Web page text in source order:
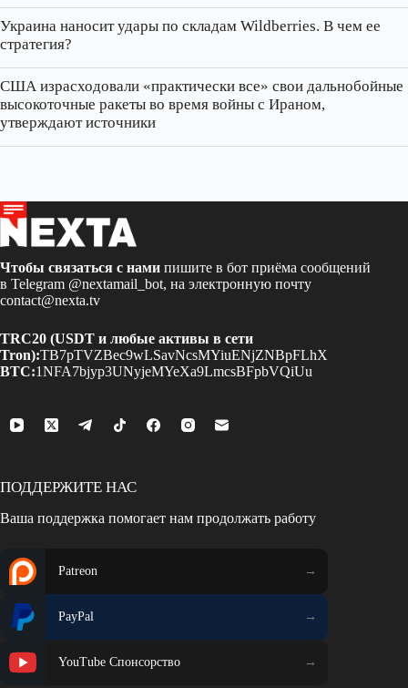
Украина наносит удары по складам Wildberries. В чем ее
стратегия?
США израсходовали «практически все» свои дальнобойные
высокоточные ракеты во время войны с Ираном,
утверждают источники
Чтобы связаться с нами пишите в бот приёма сообщений
в Telegram @nextamail_bot, на электронную почту
contact@nexta.tv
TRC20 (USDT и любые активы в сети
Tron):TB7pTVZBec9wLSavNcsMYiuENjZNBpFLhX
BTC:1NFA7bjyp3UNyjeMYeXa9LmcsBFpbVQiUu
ПОДДЕРЖИТЕ НАС
Ваша поддержка помогает нам продолжать работу
Patreon
PayPal
YouTube Спонсорство